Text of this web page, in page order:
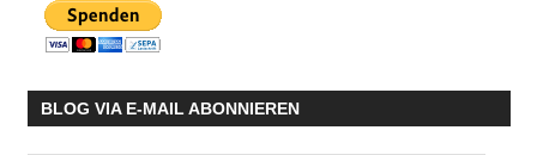
BLOG VIA E-MAIL ABONNIEREN